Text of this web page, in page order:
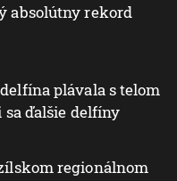
absolútny rekord
plávala s telom
ďalšie delfíny
regionálnom